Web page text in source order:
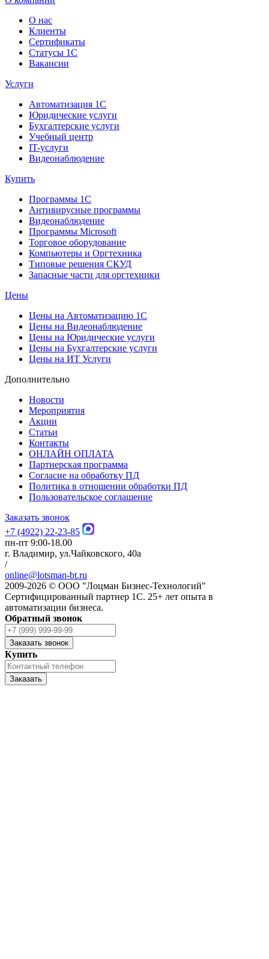
О нас
Клиенты
Сертификаты
Статусы 1С
Вакансии
Услуги
Автоматизация 1С
Юридические услуги
Бухгалтерские услуги
Учебный центр
IT-услуги
Видеонаблюдение
Купить
Программы 1С
Антивирусные программы
Видеонаблюдение
Программы Microsoft
Торговое оборудование
Компьютеры и Оргтехника
Типовые решения СКУД
Запасные части для оргтехники
Цены
Цены на Автоматизацию 1С
Цены на Видеонаблюдение
Цены на Юридические услуги
Цены на Бухгалтерские услуги
Цены на ИТ Услуги
Дополнительно
Новости
Мероприятия
Акции
Статьи
Контакты
ОНЛАЙН ОПЛАТА
Партнерская программа
Согласие на обработку ПД
Политика в отношении обработки ПД
Пользовательское соглашение
Заказать звонок
+7 (4922) 22-23-85
пн-пт 9:00-18.00
г. Владимир, ул.Чайковского, 40а
/
online@lotsman-bt.ru
2009-2026 © ООО "Лоцман Бизнес-Технологий"
Сертифицированный партнер 1С. 25+ лет опыта в
автоматизации бизнеса.
Обратный звонок
Заказать звонок
Купить